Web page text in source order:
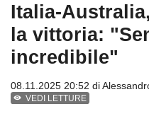
Italia-
la vittoria:
incredibile"
08.11.2025 20:52 di
VEDI LETTURE